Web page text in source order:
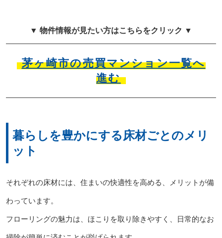
▼ 物件情報が見たい方はこちらをクリック ▼
茅ヶ崎市の売買マンション一覧へ
進む
暮らしを豊かにする床材ごとのメリ
ット
それぞれの床材には、住まいの快適性を高める、メリットが備
わっています。
フローリングの魅力は、ほこりを取り除きやすく、日常的なお